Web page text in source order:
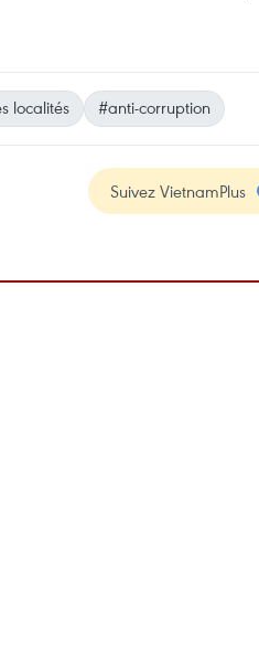
localités #anti-corruption
Suivez VietnamPlus